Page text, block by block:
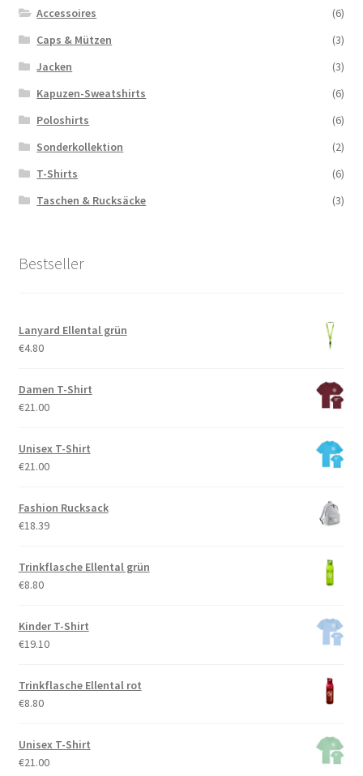
Accessoires
(6)
Caps & Mützen
(3)
Jacken
(3)
Kapuzen-Sweatshirts
(6)
Poloshirts
(6)
Sonderkollektion
(2)
T-Shirts
(6)
Taschen & Rucksäcke
(3)
Bestseller
Lanyard Ellental grün
€4.80
Damen T-Shirt
€21.00
Unisex T-Shirt
€21.00
Fashion Rucksack
€18.39
Trinkflasche Ellental grün
€8.80
Kinder T-Shirt
€19.10
Trinkflasche Ellental rot
€8.80
Unisex T-Shirt
€21.00